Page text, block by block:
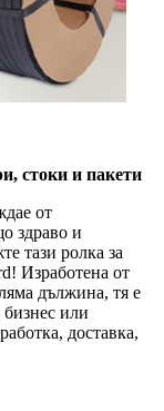
стоки и пакети
от
здраво и
тази ролка за
Изработена от
дължина, тя е
бизнес или
доставка,